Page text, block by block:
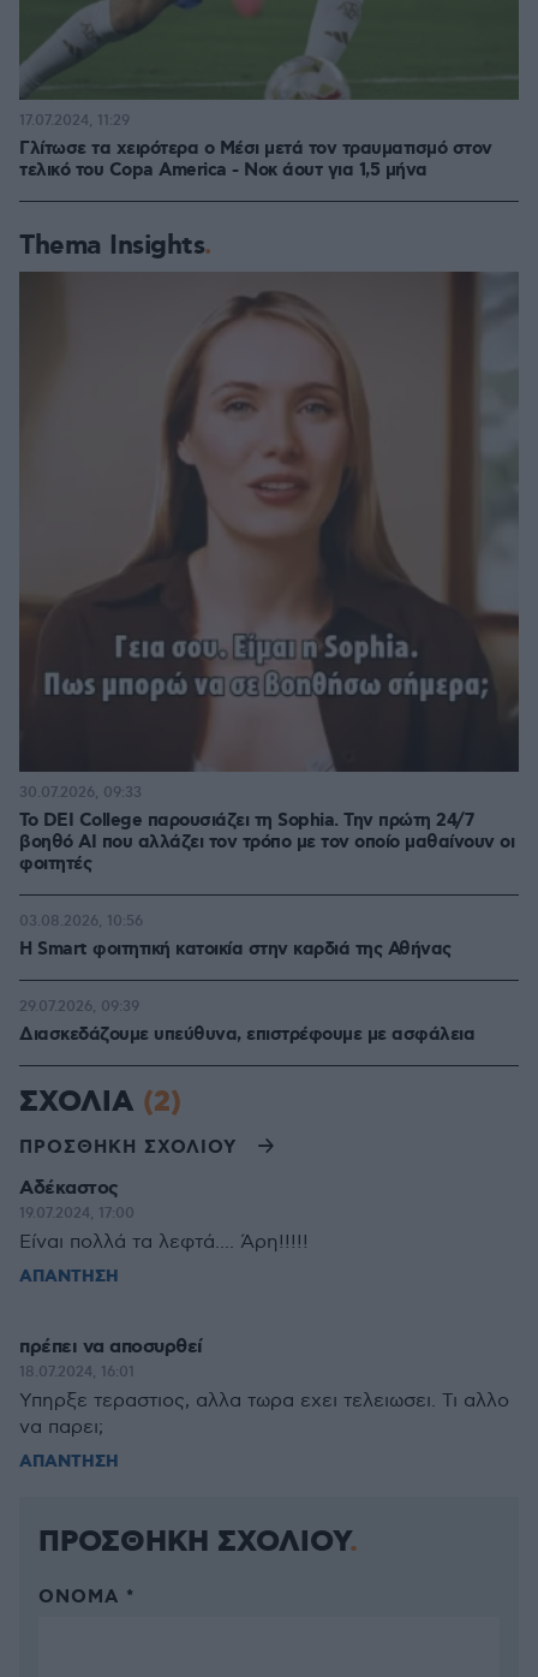
Γλίτωσε τα χειρότερα o Μέσι μετά τον τραυματισμό στον
τελικό του Copa America - Νοκ άουτ για 1,5 μήνα
17.07.2024, 11:29
Thema Insights
Το DEI College παρουσιάζει τη Sophia. Την πρώτη 24/7
βοηθό AI που αλλάζει τον τρόπο με τον οποίο μαθαίνουν οι
φοιτητές
30.07.2026, 09:33
Η Smart φοιτητική κατοικία στην καρδιά της Αθήνας
03.08.2026, 10:56
Διασκεδάζουμε υπεύθυνα, επιστρέφουμε με ασφάλεια
29.07.2026, 09:39
ΣΧΟΛΙΑ (2)
ΠΡΟΣΘΗΚΗ ΣΧΟΛΙΟΥ
Αδέκαστος
19.07.2024, 17:00
Είναι πολλά τα λεφτά.... Άρη!!!!!
ΑΠΑΝΤΗΣΗ
πρέπει να αποσυρθεί
18.07.2024, 16:01
Υπηρξε τεραστιος, αλλα τωρα εχει τελειωσει. Τι αλλο
να παρει;
ΑΠΑΝΤΗΣΗ
ΠΡΟΣΘΗΚΗ ΣΧΟΛΙΟΥ
ΌΝΟΜΑ *